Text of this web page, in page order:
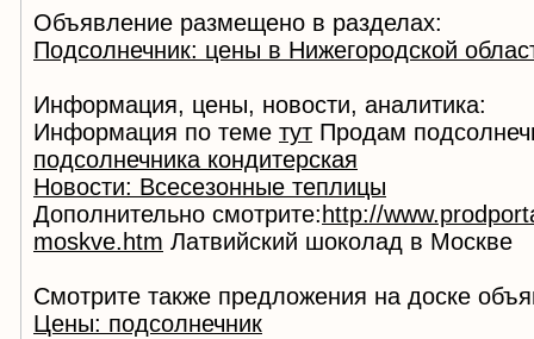
Объявление размещено в разделах:
Подсолнечник: цены в Нижегородской
Информация, цены, новости, аналитика:
Информация по теме тут Продам
подсолнечника кондитерская
Новости: Всесезонные теплицы
Дополнительно смотрите: http://
moskve.htm Латвийский шоколад в Москве
Смотрите также предложения на доске
Цены: подсолнечник